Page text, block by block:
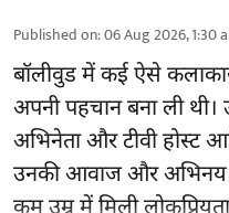
Published on:06 Aug 2026, 1:30
बॉलीवुडमें कई ऐसे कलाकार
अपनी पहचान बना ली थी।
अभिनेता और टीवी होस्ट
उनकी आवाज और अभिनय